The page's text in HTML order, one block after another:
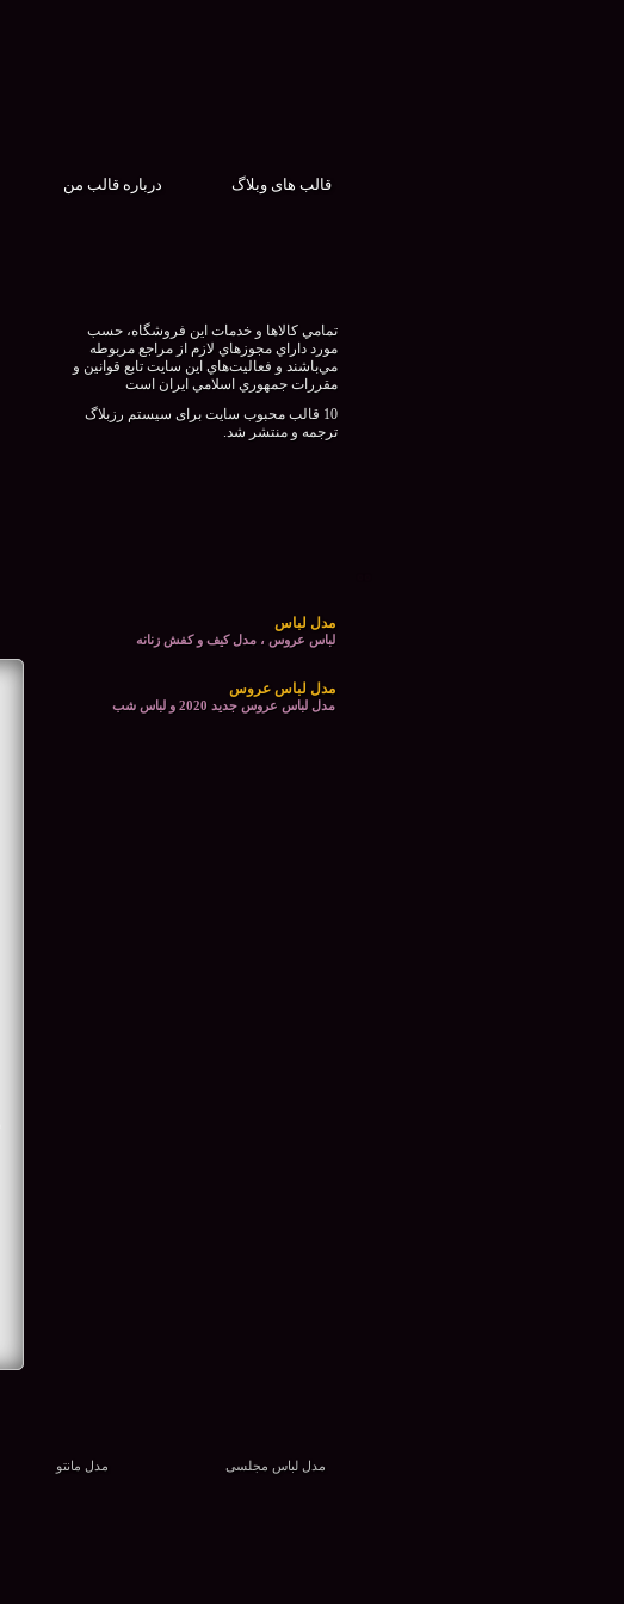
درباره قالب من قالب های وبلاگ
تمامي كالاها و خدمات اين فروشگاه، حسب
مورد داراي مجوزهاي لازم از مراجع مربوطه
مي‌باشند و فعاليت‌هاي اين سايت تابع قوانين و
مقررات جمهوري اسلامي ايران است
10 قالب محبوب سایت برای سیستم رزبلاگ
ترجمه و منتشر شد.
مدل لباس
لباس عروس ، مدل کیف و کفش زنانه
مدل لباس عروس
مدل لباس عروس جدید 2020 و لباس شب
مدل لباس مجلسی مدل مانتو